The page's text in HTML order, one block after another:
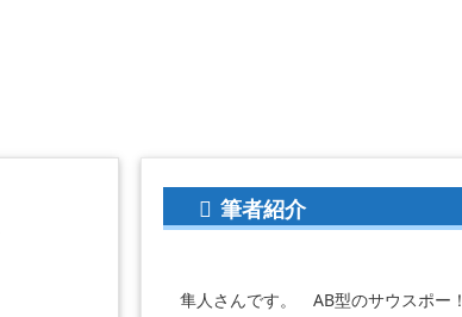
筆者紹介
隼人さんです。 AB型のサウスポー！